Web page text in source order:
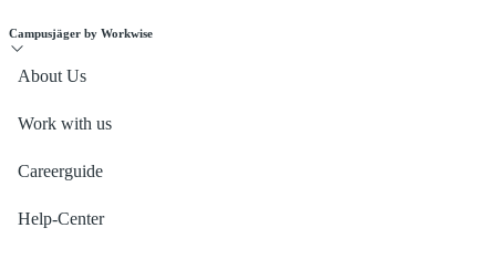
Campusjäger by Workwise
About Us
Work with us
Careerguide
Help-Center